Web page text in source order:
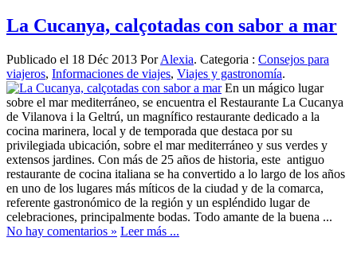
La Cucanya, calçotadas con sabor a mar
Publicado el 18 Déc 2013 PorAlexia. Categoria : Consejos para
viajeros, Informaciones de viajes, Viajes y gastronomía.
En un mágico lugar
sobre el mar mediterráneo, se encuentra el Restaurante La Cucanya
de Vilanova i la Geltrú, un magnífico restaurante dedicado a la
cocina marinera, local y de temporada que destaca por su
privilegiada ubicación, sobre el mar mediterráneo y sus verdes y
extensos jardines. Con más de 25 años de historia, este antiguo
restaurante de cocina italiana se ha convertido a lo largo de los años
en uno de los lugares más míticos de la ciudad y de la comarca,
referente gastronómico de la región y un espléndido lugar de
celebraciones, principalmente bodas. Todo amante de la buena ...
No hay comentarios » Leer más ...